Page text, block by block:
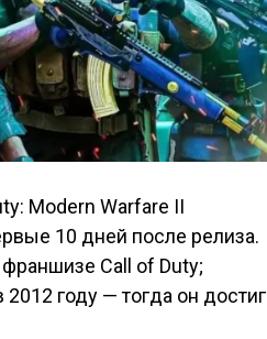
Modern Warfare II
10 дней после релиза.
Call of Duty;
году — тогда он достиг